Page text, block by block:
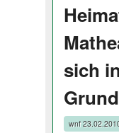
sich
wnf